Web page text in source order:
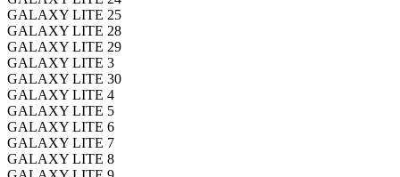
GALAXY LITE 25
GALAXY LITE 28
GALAXY LITE 29
GALAXY LITE 3
GALAXY LITE 30
GALAXY LITE 4
GALAXY LITE 5
GALAXY LITE 6
GALAXY LITE 7
GALAXY LITE 8